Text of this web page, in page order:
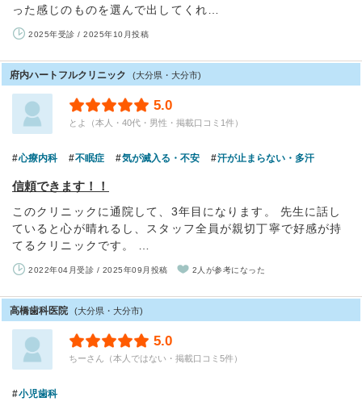
った感じのものを選んで出してくれ…
2025年受診 / 2025年10月投稿
府内ハートフルクリニック (大分県・大分市)
5.0
とよ（本人・40代・男性・掲載口コミ1件）
心療内科 不眠症 気が滅入る・不安 汗が止まらない・多汗
信頼できます！！
このクリニックに通院して、3年目になります。 先生に話し
ていると心が晴れるし、スタッフ全員が親切丁寧で好感が持
てるクリニックです。 …
2022年04月受診 / 2025年09月投稿 2人が参考になった
高橋歯科医院 (大分県・大分市)
5.0
ちーさん（本人ではない・掲載口コミ5件）
小児歯科